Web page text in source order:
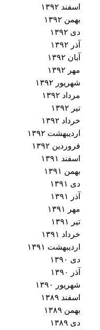
اسفند ۱۳۹۲
بهمن ۱۳۹۲
دی ۱۳۹۲
آذر ۱۳۹۲
آبان ۱۳۹۲
مهر ۱۳۹۲
شهریور ۱۳۹۲
مرداد ۱۳۹۲
تیر ۱۳۹۲
خرداد ۱۳۹۲
اردیبهشت ۱۳۹۲
فروردین ۱۳۹۲
اسفند ۱۳۹۱
بهمن ۱۳۹۱
دی ۱۳۹۱
آذر ۱۳۹۱
مهر ۱۳۹۱
تیر ۱۳۹۱
خرداد ۱۳۹۱
اردیبهشت ۱۳۹۱
دی ۱۳۹۰
آذر ۱۳۹۰
شهریور ۱۳۹۰
اسفند ۱۳۸۹
بهمن ۱۳۸۹
دی ۱۳۸۹